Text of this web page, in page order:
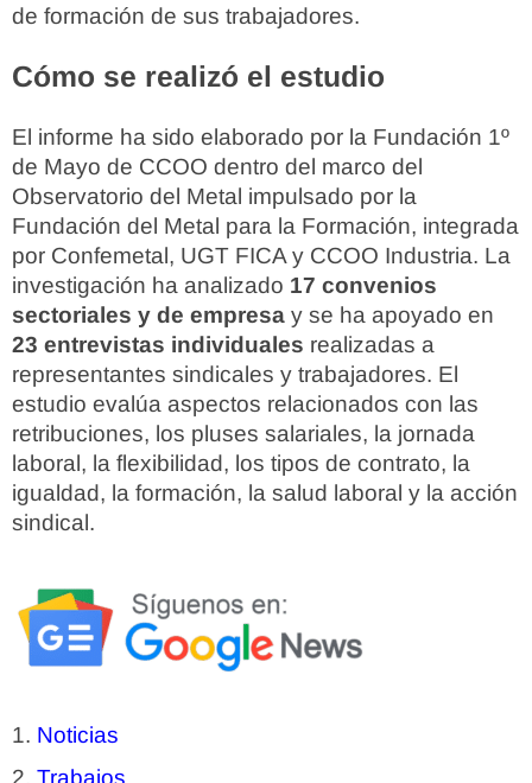
de formación de sus trabajadores.
Cómo se realizó el estudio
El informe ha sido elaborado por la Fundación 1º
de Mayo de CCOO dentro del marco del
Observatorio del Metal impulsado por la
Fundación del Metal para la Formación, integrada
por Confemetal, UGT FICA y CCOO Industria. La
investigación ha analizado 17 convenios
sectoriales y de empresa y se ha apoyado en
23 entrevistas individuales realizadas a
representantes sindicales y trabajadores. El
estudio evalúa aspectos relacionados con las
retribuciones, los pluses salariales, la jornada
laboral, la flexibilidad, los tipos de contrato, la
igualdad, la formación, la salud laboral y la acción
sindical.
Noticias
Trabajos